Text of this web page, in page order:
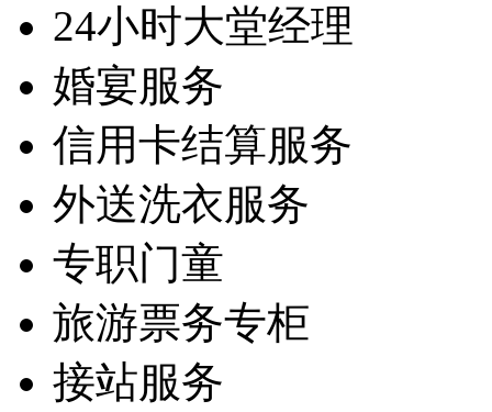
24小时大堂经理
婚宴服务
信用卡结算服务
外送洗衣服务
专职门童
旅游票务专柜
接站服务